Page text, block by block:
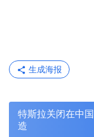
生成海报
特斯拉关闭在中
造